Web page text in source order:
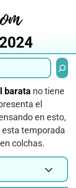
barata no tiene
el
en esto,
esta temporada
colchas.